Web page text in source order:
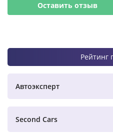
Оставить отзыв
Рейтинг
Автоэксперт
Second Cars